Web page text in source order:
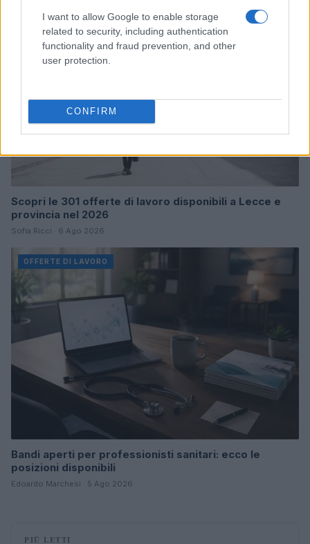
I want to allow Google to enable storage
related to security, including authentication
functionality and fraud prevention, and other
user protection.
CONFIRM
Scopri le 301 offerte di lavoro disponibili a Lecce e
provincia nel 2026
Sofia Ricci · 6 Ago 2026
OFFERTE DI LAVORO
Bandi aperti per professionisti sanitari: ecco le
posizioni disponibili
Edoardo Marchesi · 5 Ago 2026
PIÙ LETTI